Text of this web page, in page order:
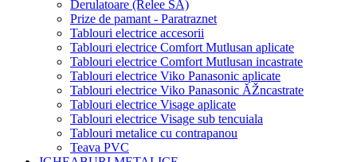
Derulatoare (Relee SA)
Prize de pamant - Paratraznet
Tablouri electrice accesorii
Tablouri electrice Comfort Mutlusan aplicate
Tablouri electrice Comfort Mutlusan incastrate
Tablouri electrice Viko Panasonic aplicate
Tablouri electrice Viko Panasonic ĂŽncastrate
Tablouri electrice Visage aplicate
Tablouri electrice Visage sub tencuiala
Tablouri metalice cu contrapanou
Teava PVC